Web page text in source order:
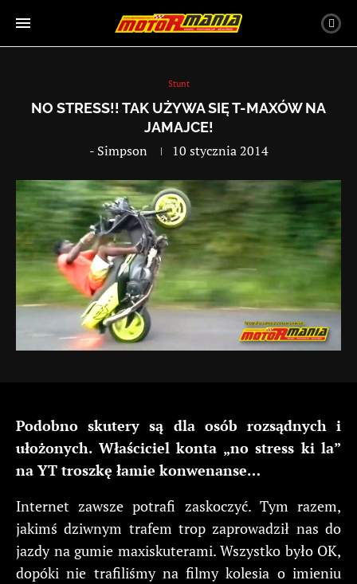
Stunt
NO STRESS!! TAK UŻYWA SIĘ T-MAXÓW NA
JAMAJCE!
- Simpson 10 stycznia 2014
Podobno skutery są dla osób rozsądnych i
ułożonych. Właściciel konta „no stress ki la”
na YT troszkę łamie konwenanse…
Internet zawsze potrafi zaskoczyć. Tym razem,
jakimś dziwnym trafem trop zaprowadził nas do
jazdy na gumie maxiskuterami. Wszystko było OK,
dopóki nie trafiliśmy na filmy kolesia o imieniu